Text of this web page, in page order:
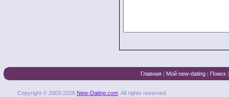
Главная | Мой new-dating | Поиск
Copyright © 2003-2026 New-Dating.com . All rights reserved.